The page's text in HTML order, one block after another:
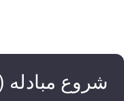
شروع مبادله Filecoin (FIL)